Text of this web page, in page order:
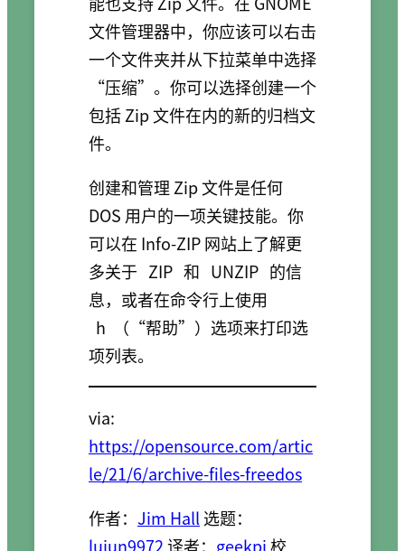
文件管理器中，你应该可以右击
一个文件夹并从下拉菜单中选择
“压缩”。你可以选择创建一个
包括 Zip 文件在内的新的归档文
件。
创建和管理 Zip 文件是任何
DOS 用户的一项关键技能。你
可以在 Info-ZIP 网站上了解更
多关于 ZIP 和 UNZIP 的信
息，或者在命令行上使用
h
（“帮助”）选项来打印选
项列表。
via:
https://opensource.com/artic
le/21/6/archive-files-freedos
作者： Jim Hall选题：
lujun9972译者： geekpi校